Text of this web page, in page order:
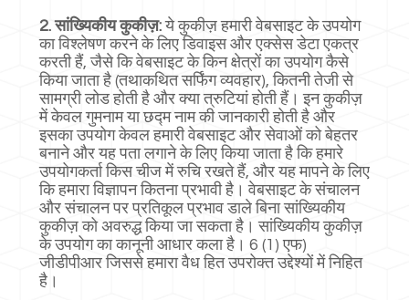
2. सांख्यिकीय कुकीज़:ये कुकीज़ हमारी वेबसाइट के उपयोग
का विश्लेषण करने के लिए डिवाइस और एक्सेस डेटा एकत्र
करती हैं, जैसे कि वेबसाइट के किन क्षेत्रों का उपयोग कैसे
किया जाता है (तथाकथित सर्फिंग व्यवहार), कितनी तेजी से
सामग्री लोड होती है और क्या त्रुटियां होती हैं। इन कुकीज़
में केवल गुमनाम या छद्म नाम की जानकारी होती है और
इसका उपयोग केवल हमारी वेबसाइट और सेवाओं को बेहतर
बनाने और यह पता लगाने के लिए किया जाता है कि हमारे
उपयोगकर्ता किस चीज में रुचि रखते हैं, और यह मापने के लिए
कि हमारा विज्ञापन कितना प्रभावी है। वेबसाइट के संचालन
और संचालन पर प्रतिकूल प्रभाव डाले बिना सांख्यिकीय
कुकीज़ को अवरुद्ध किया जा सकता है। सांख्यिकीय कुकीज़
के उपयोग का कानूनी आधार कला है। 6 (1) एफ)
जीडीपीआर जिससे हमारा वैध हित उपरोक्त उद्देश्यों में निहित
है।